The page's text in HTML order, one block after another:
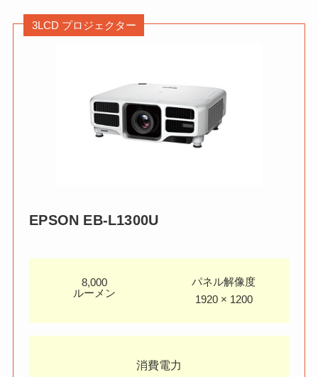
3LCD プロジェクター
EPSON EB-L1300U
8,000
ルーメン
パネル解像度
1920 × 1200
消費電力